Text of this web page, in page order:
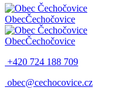
ObecČechočovice
ObecČechočovice
+420 724 188 709
obec@cechocovice.cz